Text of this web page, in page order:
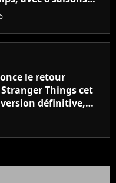
le retour
Things cet
version définitive,
historique